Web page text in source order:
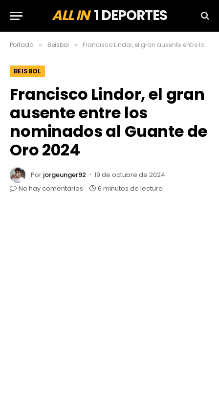
ALL IN1 DEPORTES
Portada » Beisbol » Francisco Lindor, el gran ausente entre los nominados al Guante de Oro 2024
BEISBOL
Francisco Lindor, el gran
ausente entre los
nominados al Guante de
Oro 2024
Por jorgeunger92
19 de octubre de 2024
No hay comentarios
6 minutos de lectura